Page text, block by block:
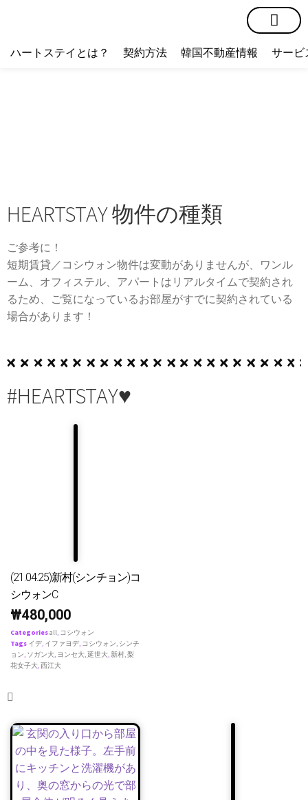
ハートステイとは？ 契約方法 韓国不動産情報 サービ
HEARTSTAY 物件の種類
ご参考に！
短期賃貸／コシウォン物件は変動がありませんが、ワンル
ーム、オフィステル、アパートはリアルタイムで契約され
るため、ご覧になっているお部屋がすでに契約されている
場合があります！
#HEARTSTAY♥
(21.04.25)新村(シンチョン)コ
シウォンC
₩480,000
Categoriesall, コシウォン
Tags イデ, イファヨデ, コシウォン, シンチ
ョン, ソガン大, ヨンセ大,延世大,新村,梨
花女子大,西江大